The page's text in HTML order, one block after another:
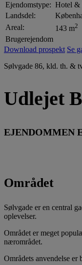
Ejendomstype: Hotel &
Landsdel:
Areal:
143 m2
Brugerejendom
Download prospekt Se
Sølvgade 86, kld. th. &
Udlejet
EJENDOMMEN
Området
Sølvgade er en central
oplevelser.
Området er meget
nærområdet.
Områdets anvendelse